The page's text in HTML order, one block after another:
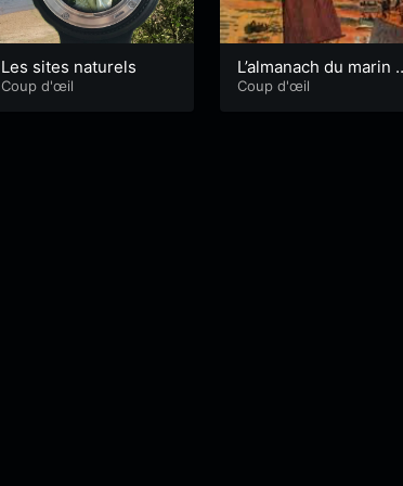
Les sites naturels
Coup d'œil
L’almanach du marin
eton
Coup d'œil